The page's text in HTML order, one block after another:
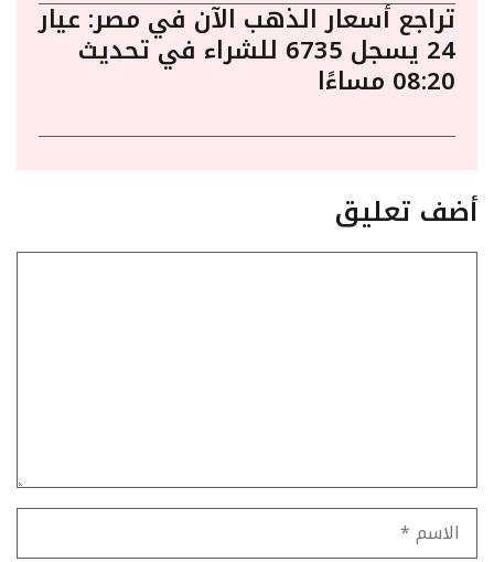
تراجع أسعار الذهب الآن في مصر: عيار
24 يسجل 6735 للشراء في تحديث
08:20 مساءًا
أضف تعليق
الاسم